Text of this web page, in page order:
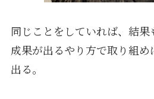
同じことをしていれば、結果
成果が出るやり方で取り組
出る。